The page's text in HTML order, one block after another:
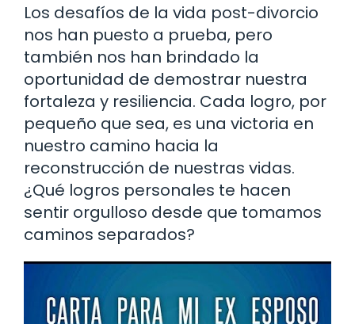
Los desafíos de la vida post-divorcio
nos han puesto a prueba, pero
también nos han brindado la
oportunidad de demostrar nuestra
fortaleza y resiliencia. Cada logro, por
pequeño que sea, es una victoria en
nuestro camino hacia la
reconstrucción de nuestras vidas.
¿Qué logros personales te hacen
sentir orgulloso desde que tomamos
caminos separados?